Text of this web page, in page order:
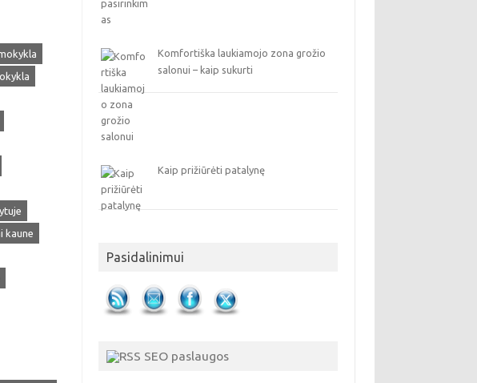
kaune
Komfortiška laukiamojo zona grožio
salonui – kaip sukurti
Kaip prižiūrėti patalynę
Pasidalinimui
SEO paslaugos